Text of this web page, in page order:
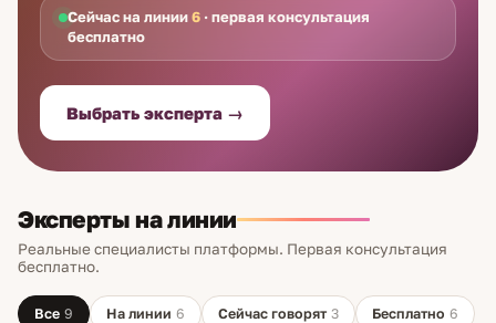
бесплатно! Один телефонный звонок способен
изменить всю Вашу жизнь. Гадание на картах Таро
в Люберцах поможет Вам быстро и эффективно
добиться намеченных целей и узнать всё о
ближайшем будущем. Звоните сейчас - лучшие
специалисты Astro7 уже на линии!
Сейчас на линии6 · первая консультация
бесплатно
Выбрать эксперта →
Эксперты на линии
Реальные специалисты платформы. Первая консультация
бесплатно.
Все 9 На линии 6 Сейчас говорят 3 Бесплатно 6